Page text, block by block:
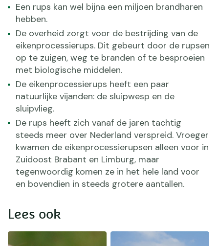
Een rups kan wel bijna een miljoen brandharen
hebben.
De overheid zorgt voor de bestrijding van de
eikenprocessierups. Dit gebeurt door de rupsen
op te zuigen, weg te branden of te besproeien
met biologische middelen.
De eikenprocessierups heeft een paar
natuurlijke vijanden: de sluipwesp en de
sluipvlieg.
De rups heeft zich vanaf de jaren tachtig
steeds meer over Nederland verspreid. Vroeger
kwamen de eikenprocessierupsen alleen voor in
Zuidoost Brabant en Limburg, maar
tegenwoordig komen ze in het hele land voor
en bovendien in steeds grotere aantallen.
Lees ook